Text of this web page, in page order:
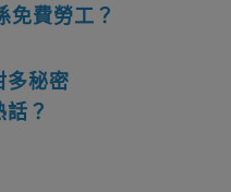
費勞工？
多秘密
？